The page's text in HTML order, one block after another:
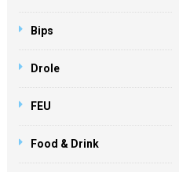
Bips
Drole
FEU
Food & Drink